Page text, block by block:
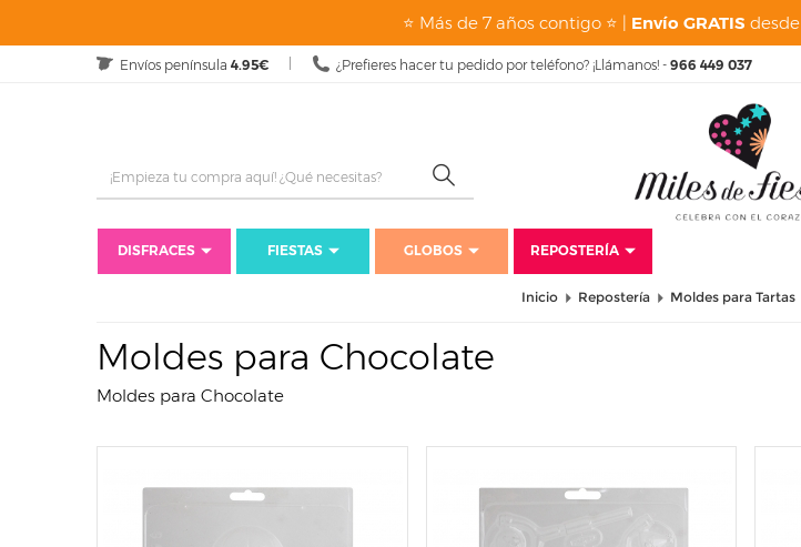
⭐ Más de 7 años contigo ⭐ | Envío GRATIS desde
Envíos península 4.95€ ¿Prefieres hacer tu pedido por teléfono? ¡Llámanos! - 966 449 037
DISFRACES FIESTAS GLOBOS REPOSTERÍA
Inicio Repostería Moldes para Tartas
Moldes para Chocolate
Moldes para Chocolate